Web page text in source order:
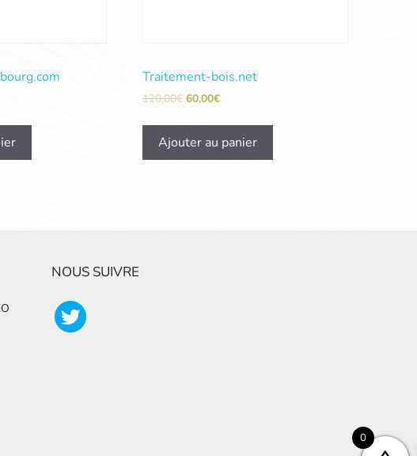
Traitement-bois.net
120,00€ 60,00€
Ajouter au panier
NOUS SUIVRE
0